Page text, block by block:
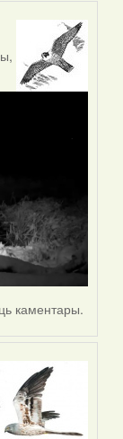
каментары.